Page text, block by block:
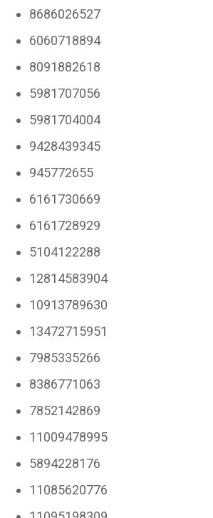
8686026527
6060718894
8091882618
5981707056
5981704004
9428439345
945772655
6161730669
6161728929
5104122288
12814583904
10913789630
13472715951
7985335266
8386771063
7852142869
11009478995
5894228176
11085620776